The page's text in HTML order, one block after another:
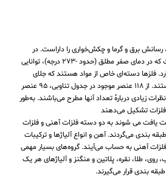
رسانش برق و گرما و چکش‌خواری را داراست. در
تعریف فیزیکی فلز ماده ای است که در دمای صفر مطلق (حدود -۲۷۳ درجه)، توانایی
فلزها دسته‌ای خاص از مواد هستند که جلای
فلزی داشته و معمولاً محکم هستند. از ۱۱۸ عنصر موجود در جدول تناوبی، ۹۵ عنصر
زیادی دربارهٔ تعداد آنها مطرح می‌باشند. به‌طور
یافت می شوند به دو دسته فلزات آهنی و فلزات
بندی می‌گردند. آهن و انواع آلیاژها و ترکیبات
آهنی به حساب می‌‌آیند. گروه‌های بسیار مهمی
طلا، نقره، پلاتین و منگنز و آلیاژهای هر یک
طبقه‌ بندی قرار می‌‌گیرند.